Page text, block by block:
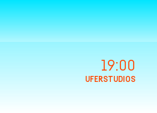
19:00
UFERSTUDIOS